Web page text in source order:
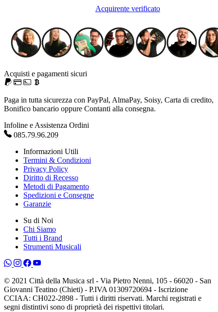
Acquirente verificato
Acquisti e pagamenti sicuri
Paga in tutta sicurezza con PayPal, AlmaPay, Soisy, Carta di credito,
Bonifico bancario oppure Contanti alla consegna.
Infoline e Assistenza Ordini
085.79.96.209
Informazioni Utili
Termini & Condizioni
Privacy Policy
Diritto di Recesso
Metodi di Pagamento
Spedizioni e Consegne
Garanzie
Su di Noi
Chi Siamo
Tutti i Brand
Strumenti Musicali
© 2021 Città della Musica srl - Via Pietro Nenni, 105 - 66020 - San
Giovanni Teatino (Chieti) - P.IVA 01309720694 - Iscrizione
CCIAA: CH022-2898 - Tutti i diritti riservati. Marchi registrati e
segni distintivi sono di proprietà dei rispettivi titolari.